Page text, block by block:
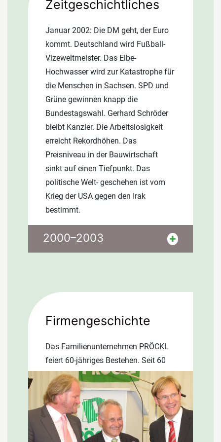
Fassaden herzustellen. »Wir sind
Außenhaut von Gewerbebauten und
können Schnittstellen bei der
Planung und Montage optimieren«,
so Geschäftsführer Dr. Thomas
Pröckl. 2003 erhält die Firma den
bisher größten Auftrag in ihrer über
50-jährigen Firmengeschichte: Pröckl
wird von der BMW AG in München
beauftragt, für den Neubau des
BMW-Werkes in Leipzig 230.000 m²
Dachtrapezbleche, 98.000 m²
zweischalige Aluminium-
Trapezblechfassaden und 5.000 m²
Pfosten-Riegel-Fassaden zu liefern
und zu montieren.
Zeitgeschichtliches
Januar 2002: Die DM geht, der Euro
kommt. Deutschland wird Fußball-
Vizeweltmeister. Das Elbe-
Hochwasser wird zur Katastrophe für
die Menschen in Sachsen. SPD und
Grüne gewinnen knapp die
Bundestagswahl. Gerhard Schröder
bleibt Kanzler. Die Arbeitslosigkeit
erreicht Rekordhöhen. Das
Preisniveau in der Bauwirtschaft
sinkt auf einen Tiefpunkt. Das
politische Welt- geschehen ist vom
Krieg der USA gegen den Irak
bestimmt.
Januar 2002: Die DM geht, der Euro
kommt. Deutschland wird Fußball-
Bundestagswahl. Gerhard Schröder
bleibt Kanzler. Die Arbeitslosigkeit
erreicht Rekordhöhen. Das
Preisniveau in der Bauwirtschaft
sinkt auf einen Tiefpunkt. Das
politische Welt- geschehen ist vom
Krieg der USA gegen den Irak
bestimmt.
2000–2003
Firmengeschichte
Das Familienunternehmen PRÖCKL
feiert 60-jähriges Bestehen. Seit 60
Jahren steht der Name Pröckl für
eine innovative Firma, die sich vom
Ein-Mann-Dachdeckerbetrieb zum
überregionalen Gesamtanbieter für
die Außenhaut mit allem, was dazu…